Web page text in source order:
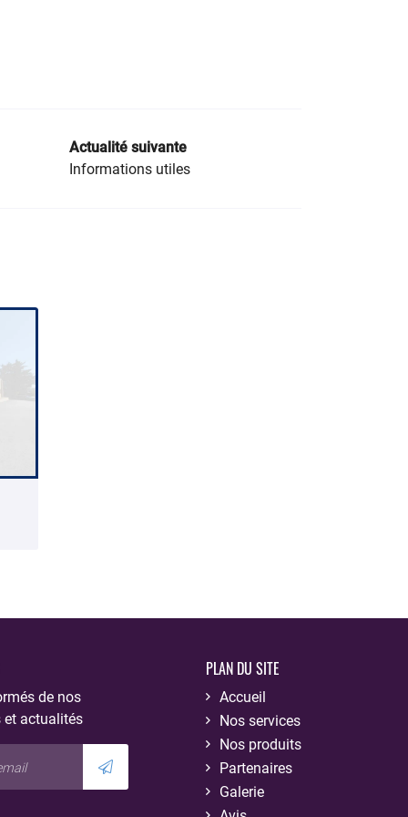
Actualité suivante
Informations utiles
de nos
et actualités
PLAN DU SITE
Accueil
Nos services
Nos produits
Partenaires
Galerie